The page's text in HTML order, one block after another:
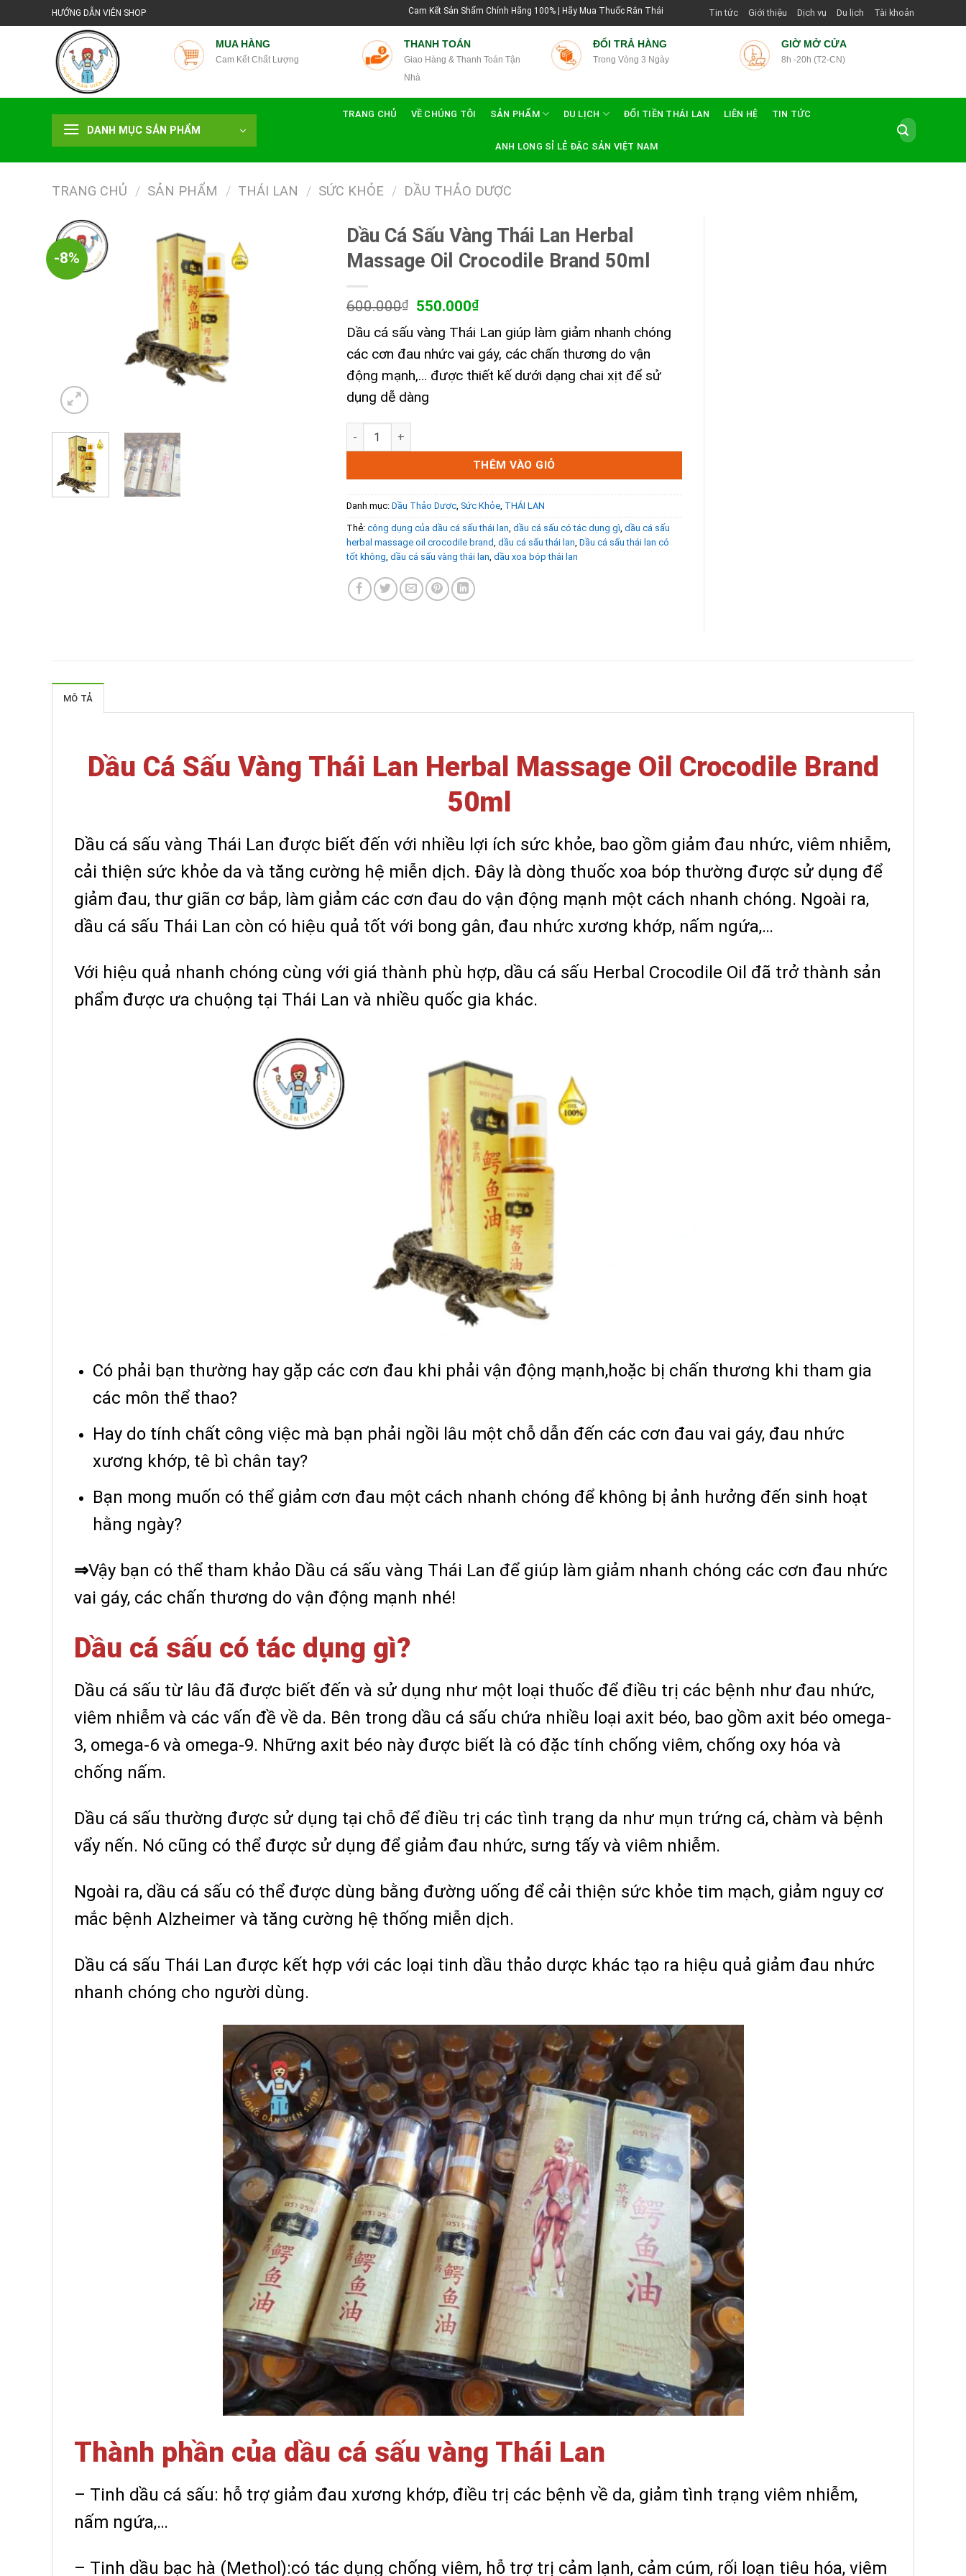
đến
HƯỚNG DẪN VIÊN SHOP Cam Kết Sản Shẩm Chính Hãng 100% | Hãy Mua Thuốc Rắn Thái Lan Tại Hướng Dẫn Viên Shop | Với Giá Tốt Nhất
Tin tức Giới thiệu Dịch vụ Du lịch Tài khoản
MUA HÀNG
Cam Kết Chất Lượng
THANH TOÁN
Giao Hàng & Thanh Toán Tận
Nhà
ĐỔI TRẢ HÀNG
Trong Vòng 3 Ngày
GIỜ MỞ CỬA
8h -20h (T2-CN)
DANH MỤC SẢN PHẨM
TRANG CHỦ VỀ CHÚNG TÔI SẢN PHẨM DU LỊCH ĐỔI TIỀN THÁI LAN LIÊN HỆ TIN TỨC
ANH LONG SỈ LẺ ĐẶC SẢN VIỆT NAM
Tìm
kiếm:
TRANG CHỦ / SẢN PHẨM / THÁI LAN / SỨC KHỎE / DẦU THẢO DƯỢC
-8%
Dầu Cá Sấu Vàng Thái Lan Herbal
Massage Oil Crocodile Brand 50ml
600.000₫
Giá
là:
600.000₫.
550.000₫Giá
tại
là:
550.000₫.
Dầu cá sấu vàng Thái Lan giúp làm giảm nhanh chóng
các cơn đau nhức vai gáy, các chấn thương do vận
động mạnh,… được thiết kế dưới dạng chai xịt để sử
dụng dễ dàng
Dầu Cá Sấu Vàng Thái Lan Herbal Massage Oil Crocodile Brand 50ml số lượng
THÊM VÀO GIỎ
Danh mục: Dầu Thảo Dược, Sức Khỏe, THÁI LAN
Thẻ: công dụng của dầu cá sấu thái lan, dầu cá sấu có tác dụng gì, dầu cá sấu
herbal massage oil crocodile brand, dầu cá sấu thái lan, Dầu cá sấu thái lan có
tốt không, dầu cá sấu vàng thái lan, dầu xoa bóp thái lan
MÔ TẢ
Dầu Cá Sấu Vàng Thái Lan Herbal Massage Oil Crocodile Brand
50ml
Dầu cá sấu vàng Thái Lan được biết đến với nhiều lợi ích sức khỏe, bao gồm giảm đau nhức, viêm nhiễm,
cải thiện sức khỏe da và tăng cường hệ miễn dịch. Đây là dòng thuốc xoa bóp thường được sử dụng để
giảm đau, thư giãn cơ bắp, làm giảm các cơn đau do vận động mạnh một cách nhanh chóng. Ngoài ra,
dầu cá sấu Thái Lan còn có hiệu quả tốt với bong gân, đau nhức xương khớp, nấm ngứa,…
Với hiệu quả nhanh chóng cùng với giá thành phù hợp, dầu cá sấu Herbal Crocodile Oil đã trở thành sản
phẩm được ưa chuộng tại Thái Lan và nhiều quốc gia khác.
Có phải bạn thường hay gặp các cơn đau khi phải vận động mạnh,hoặc bị chấn thương khi tham gia
các môn thể thao?
Hay do tính chất công việc mà bạn phải ngồi lâu một chỗ dẫn đến các cơn đau vai gáy, đau nhức
xương khớp, tê bì chân tay?
Bạn mong muốn có thể giảm cơn đau một cách nhanh chóng để không bị ảnh hưởng đến sinh hoạt
hằng ngày?
⇒Vậy bạn có thể tham khảo Dầu cá sấu vàng Thái Lan để giúp làm giảm nhanh chóng các cơn đau nhức
vai gáy, các chấn thương do vận động mạnh nhé!
Dầu cá sấu có tác dụng gì?
Dầu cá sấu từ lâu đã được biết đến và sử dụng như một loại thuốc để điều trị các bệnh như đau nhức,
viêm nhiễm và các vấn đề về da. Bên trong dầu cá sấu chứa nhiều loại axit béo, bao gồm axit béo omega-
3, omega-6 và omega-9. Những axit béo này được biết là có đặc tính chống viêm, chống oxy hóa và
chống nấm.
Dầu cá sấu thường được sử dụng tại chỗ để điều trị các tình trạng da như mụn trứng cá, chàm và bệnh
vẩy nến. Nó cũng có thể được sử dụng để giảm đau nhức, sưng tấy và viêm nhiễm.
Ngoài ra, dầu cá sấu có thể được dùng bằng đường uống để cải thiện sức khỏe tim mạch, giảm nguy cơ
mắc bệnh Alzheimer và tăng cường hệ thống miễn dịch.
Dầu cá sấu Thái Lan được kết hợp với các loại tinh dầu thảo dược khác tạo ra hiệu quả giảm đau nhức
nhanh chóng cho người dùng.
Thành phần của dầu cá sấu vàng Thái Lan
– Tinh dầu cá sấu: hỗ trợ giảm đau xương khớp, điều trị các bệnh về da, giảm tình trạng viêm nhiễm,
nấm ngứa,…
– Tinh dầu bạc hà (Methol):có tác dụng chống viêm, hỗ trợ trị cảm lạnh, cảm cúm, rối loạn tiêu hóa, viêm